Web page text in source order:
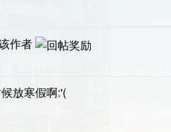
作者
放寒假啊:'(